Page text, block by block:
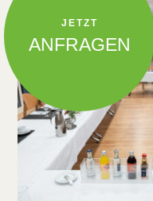
JETZT
ANFRAGEN